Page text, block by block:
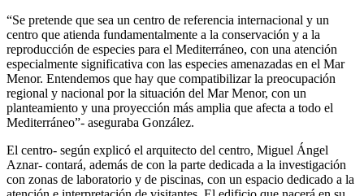
“Se pretende que sea un centro de referencia internacional y un
centro que atienda fundamentalmente a la conservación y a la
reproducción de especies para el Mediterráneo, con una atención
especialmente significativa con las especies amenazadas en el Mar
Menor. Entendemos que hay que compatibilizar la preocupación
regional y nacional por la situación del Mar Menor, con un
planteamiento y una proyección más amplia que afecta a todo el
Mediterráneo”- aseguraba González.
El centro- según explicó el arquitecto del centro, Miguel Ángel
Aznar- contará, además de con la parte dedicada a la investigación
con zonas de laboratorio y de piscinas, con un espacio dedicado a la